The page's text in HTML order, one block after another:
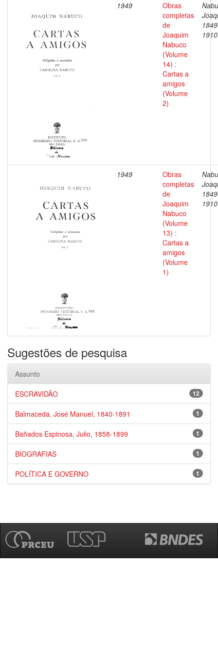
1949
Obras
completas
de
Joaquim
Nabuco
(Volume
14) :
Cartas a
amigos
(Volume
2)
1910
1949
Obras
completas
de
Joaquim
Nabuco
(Volume
13) :
Cartas a
amigos
(Volume
1)
1910
Sugestões de pesquisa
Assunto
12
ESCRAVIDÃO
1
Balmaceda, José Manuel, 1840-1891
1
Bañados Espinosa, Julio, 1858-1899
1
BIOGRAFIAS
1
POLÍTICA E GOVERNO